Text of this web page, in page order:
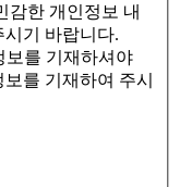
감한 개인정보 내
기 바랍니다.
보를 기재하셔야
를 기재하여 주시